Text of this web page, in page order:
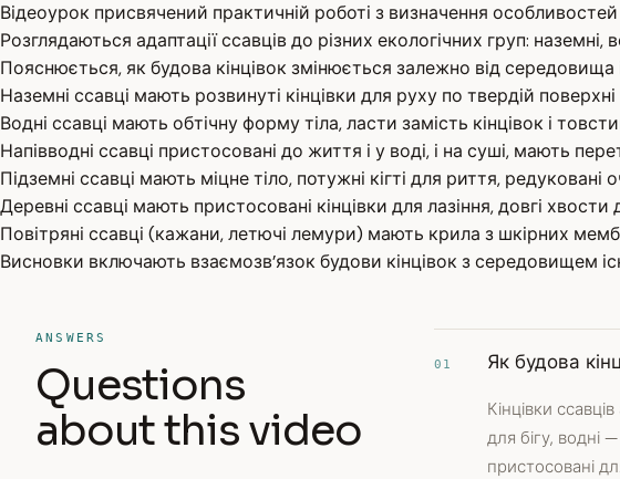
Відеоурок присвячений практичній роботі з визначення особливостей
Розглядаються адаптації ссавців до різних екологічних груп: наземні,
Пояснюється, як будова кінцівок змінюється залежно від середовища
Наземні ссавці мають розвинуті кінцівки для руху по твердій
Водні ссавці мають обтічну форму тіла, ласти замість кінцівок і
Напівводні ссавці пристосовані до життя і у воді, і на суші, мають
Підземні ссавці мають міцне тіло, потужні кігті для риття,
Деревні ссавці мають пристосовані кінцівки для лазіння, довгі
Повітряні ссавці (кажани, летючі лемури) мають крила з шкірних
Висновки включають взаємозв’язок будови кінцівок з середовищем
ANSWERS
Questions
about this video
01 Як будова
Кінцівки
для бігу, водні
пристосовані